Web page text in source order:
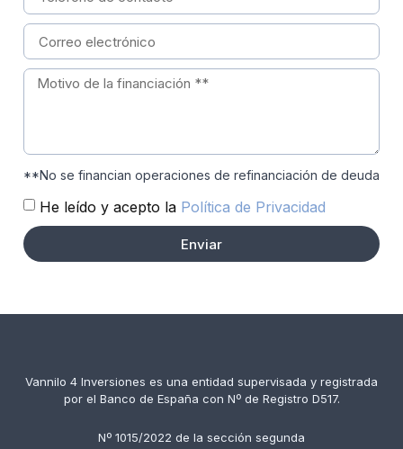
**No se financian operaciones de refinanciación de deuda
He leído y acepto la Política de Privacidad
Enviar
Vannilo 4 Inversiones es una entidad supervisada y registrada
por el Banco de España con Nº de Registro D517.
Nº 1015/2022 de la sección segunda